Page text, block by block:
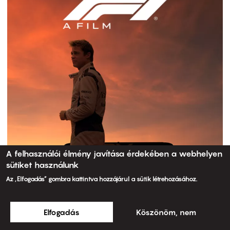
A felhasználói élmény javítása érdekében a webhelyen
sütiket használunk
Az „Elfogadás” gombra kattintva hozzájárul a sütik létrehozásához.
Elfogadás Köszönöm, nem